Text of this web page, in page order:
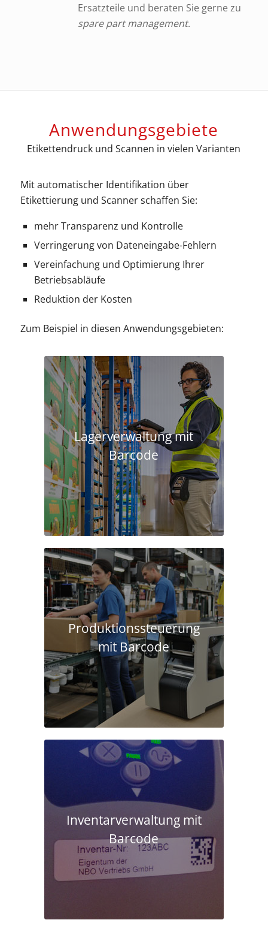
Ersatzteile und beraten Sie gerne zu
spare part management.
Anwendungsgebiete
Etikettendruck und Scannen in vielen Varianten
Mit automatischer Identifikation über
Etikettierung und Scanner schaffen Sie:
mehr Transparenz und Kontrolle
Verringerung von Dateneingabe-Fehlern
Vereinfachung und Optimierung Ihrer
Betriebsabläufe
Reduktion der Kosten
Zum Beispiel in diesen Anwendungsgebieten:
Lagerverwaltung mit
Barcode
Produktions­steuerung
mit Barcode
Inventarverwaltung mit
Barcode